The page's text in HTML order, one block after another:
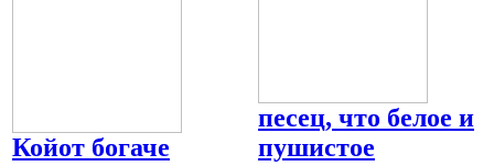
Койот богаче
песец, что белое и
пушистое